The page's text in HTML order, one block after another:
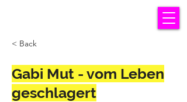
< Back
Gabi Mut - vom Leben
geschlagert